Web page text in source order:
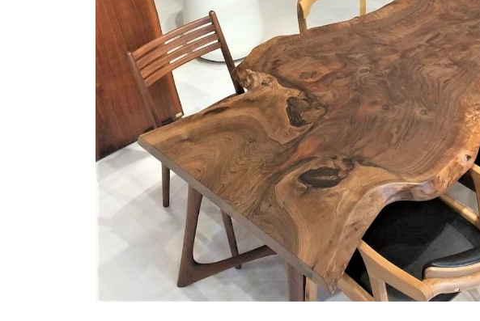
特別なダイニングチェア
一枚板用のテーブル脚
樹種紹介
コーディネート集
公式オンラインストア
WEBカタログ